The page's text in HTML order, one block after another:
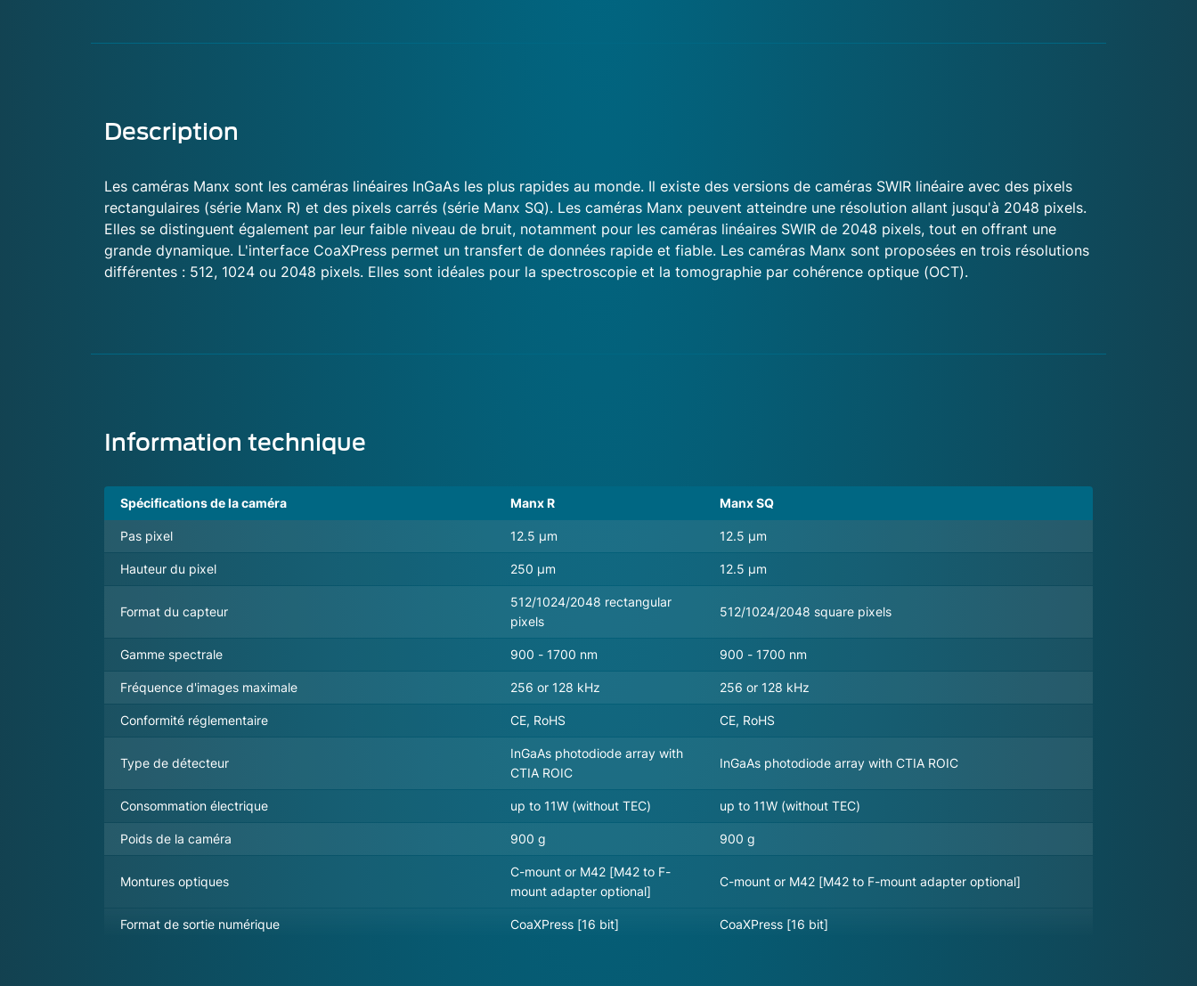
Description
Les caméras Manx sont les caméras linéaires InGaAs les plus rapides au monde. Il existe des versions de caméras SWIR linéaire avec des pixels
rectangulaires (série Manx R) et des pixels carrés (série Manx SQ). Les caméras Manx peuvent atteindre une résolution allant jusqu'à 2048 pixels.
Elles se distinguent également par leur faible niveau de bruit, notamment pour les caméras linéaires SWIR de 2048 pixels, tout en offrant une
grande dynamique. L'interface CoaXPress permet un transfert de données rapide et fiable. Les caméras Manx sont proposées en trois résolutions
différentes : 512, 1024 ou 2048 pixels. Elles sont idéales pour la spectroscopie et la tomographie par cohérence optique (OCT).
Information technique
Spécifications de la caméra Manx R Manx SQ
Pas pixel 12.5 μm 12.5 μm
Hauteur du pixel 250 μm 12.5 μm
Format du capteur
512/1024/2048 rectangular
pixels
512/1024/2048 square pixels
Gamme spectrale 900 - 1700 nm 900 - 1700 nm
Fréquence d'images maximale 256 or 128 kHz 256 or 128 kHz
Conformité réglementaire CE, RoHS CE, RoHS
Type de détecteur
InGaAs photodiode array with
CTIA ROIC
InGaAs photodiode array with CTIA ROIC
Consommation électrique up to 11W (without TEC) up to 11W (without TEC)
Poids de la caméra 900 g 900 g
Montures optiques
C-mount or M42 [M42 to F-
mount adapter optional]
C-mount or M42 [M42 to F-mount adapter optional]
Format de sortie numérique CoaXPress [16 bit] CoaXPress [16 bit]